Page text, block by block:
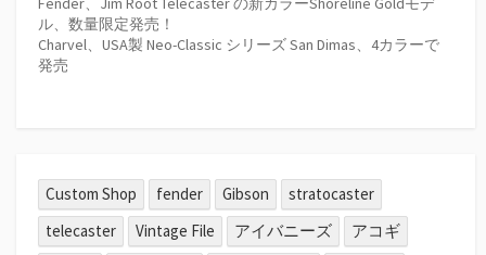
ル、数量限定発売！
Charvel、USA製 Neo-Classic シリーズ San Dimas、4カラーで
発売
Custom Shop fender Gibson
stratocaster
telecaster
Vintage File アイバニーズ
アコギ